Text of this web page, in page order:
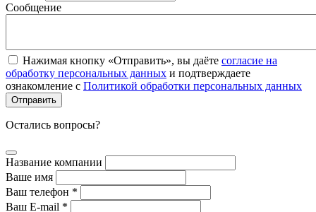
Сообщение
Нажимая кнопку «Отправить», вы даёте согласие на
обработку персональных данных и подтверждаете
ознакомление с Политикой обработки персональных данных
Остались вопросы?
Название компании
Ваше имя
Ваш телефон *
Ваш E-mail *